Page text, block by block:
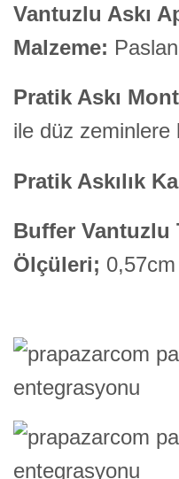
Vantuzlu Askı
Malzeme:
Pratik Askı
ile düz zeminlere
Pratik Askılık
Buffer Vantuzlu
Ölçüleri;